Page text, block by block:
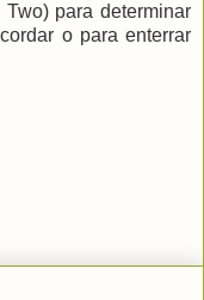
para determinar
o para enterrar